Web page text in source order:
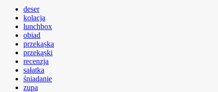
deser
kolacja
lunchbox
obiad
przekąska
przekąski
recenzja
sałatka
śniadanie
zupa